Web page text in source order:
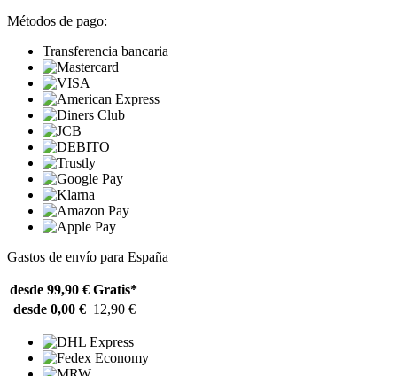
Métodos de pago:
Transferencia bancaria
Gastos de envío para España
desde 99,90 € Gratis*
desde 0,00 € 12,90 €